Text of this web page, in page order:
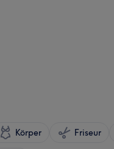
Körper Friseur